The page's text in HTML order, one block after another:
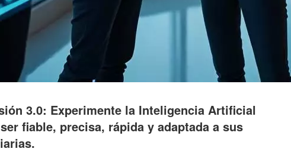
3.0: Experimente la Inteligencia Artificial
fiable, precisa, rápida y adaptada a sus